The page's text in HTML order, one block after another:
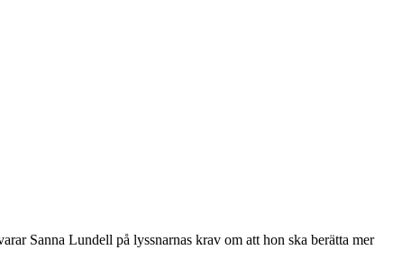
Sanna Lundell på lyssnarnas krav om att hon ska berätta mer